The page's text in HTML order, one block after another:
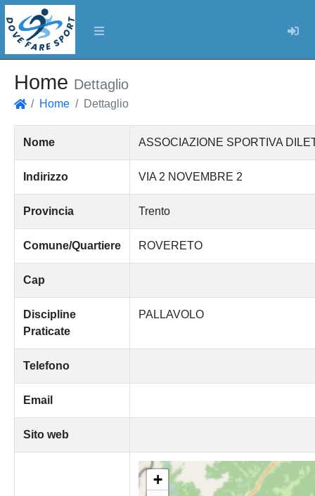
Home Dettaglio
Home Dettaglio
Nome ASSOCIAZIONE SPORTIVA
Indirizzo VIA 2 NOVEMBRE 2
Provincia Trento
Comune/Quartiere ROVERETO
Cap
Discipline
Praticate
PALLAVOLO
Telefono
Email
Sito web
+